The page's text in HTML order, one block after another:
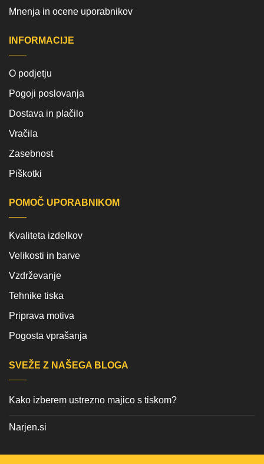
Mnenja in ocene uporabnikov
INFORMACIJE
O podjetju
Pogoji poslovanja
Dostava in plačilo
Vračila
Zasebnost
Piškotki
POMOČ UPORABNIKOM
Kvaliteta izdelkov
Velikosti in barve
Vzdrževanje
Tehnike tiska
Priprava motiva
Pogosta vprašanja
SVEŽE Z NAŠEGA BLOGA
Kako izberem ustrezno majico s tiskom?
Narjen.si